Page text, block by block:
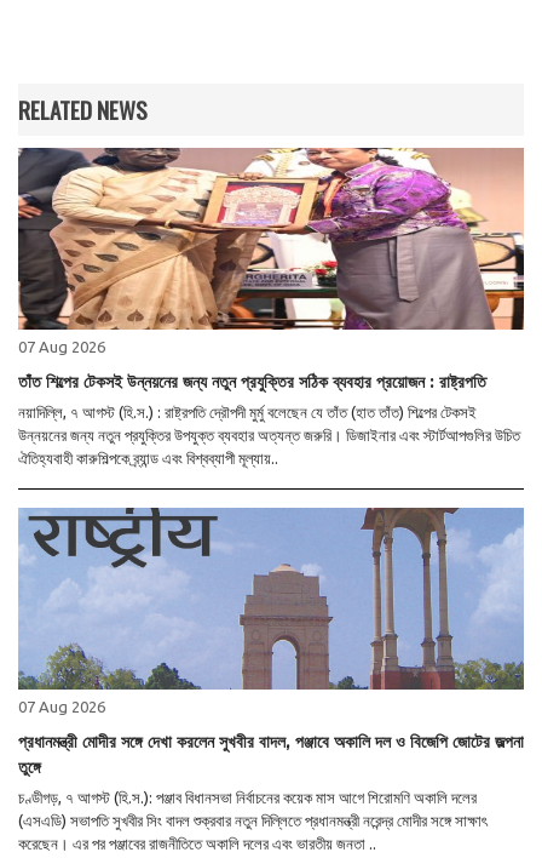
RELATED NEWS
07 Aug 2026
তাঁত শিল্পের টেকসই উন্নয়নের জন্য নতুন প্রযুক্তির সঠিক ব্যবহার প্রয়োজন : রাষ্ট্রপতি
নয়াদিল্লি, ৭ আগস্ট (হি.স.) : রাষ্ট্রপতি দ্রৌপদী মুর্মু বলেছেন যে তাঁত (হাত তাঁত) শিল্পের টেকসই
উন্নয়নের জন্য নতুন প্রযুক্তির উপযুক্ত ব্যবহার অত্যন্ত জরুরি। ডিজাইনার এবং স্টার্টআপগুলির উচিত
ঐতিহ্যবাহী কারুশিল্পকে ব্র্যান্ড এবং বিশ্বব্যাপী মূল্যায়..
07 Aug 2026
প্রধানমন্ত্রী মোদীর সঙ্গে দেখা করলেন সুখবীর বাদল, পঞ্জাবে অকালি দল ও বিজেপি জোটের জল্পনা
তুঙ্গে
চণ্ডীগড়, ৭ আগস্ট (হি.স.): পঞ্জাব বিধানসভা নির্বাচনের কয়েক মাস আগে শিরোমণি অকালি দলের
(এসএডি) সভাপতি সুখবীর সিং বাদল শুক্রবার নতুন দিল্লিতে প্রধানমন্ত্রী নরেন্দ্র মোদীর সঙ্গে সাক্ষাৎ
করেছেন। এর পর পঞ্জাবের রাজনীতিতে অকালি দলের এবং ভারতীয় জনতা ..